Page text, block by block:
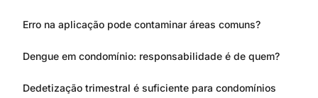
Erro na aplicação pode contaminar áreas comuns?
Dengue em condomínio: responsabilidade é de quem?
Dedetização trimestral é suficiente para condomínios